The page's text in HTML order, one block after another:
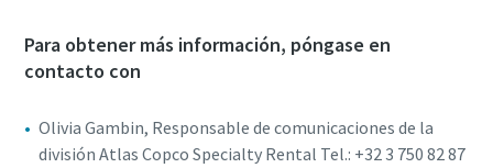
Para obtener más información, póngase en
contacto con
Olivia Gambin, Responsable de comunicaciones de la
división Atlas Copco Specialty Rental Tel.: +32 3 750 82 87